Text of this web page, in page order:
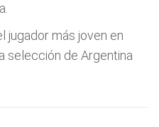
jugador más joven en
selección de Argentina